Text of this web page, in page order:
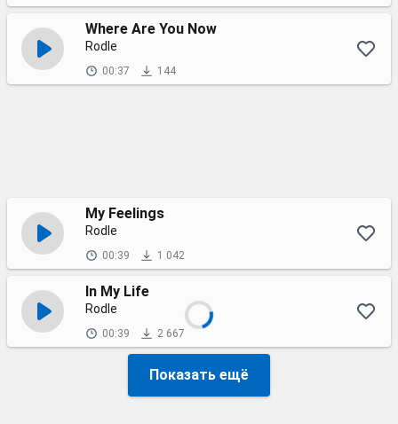
Where Are You Now
Rodle
00:37 144
My Feelings
Rodle
00:39 1 042
In My Life
Rodle
00:39 2 667
Показать ещё